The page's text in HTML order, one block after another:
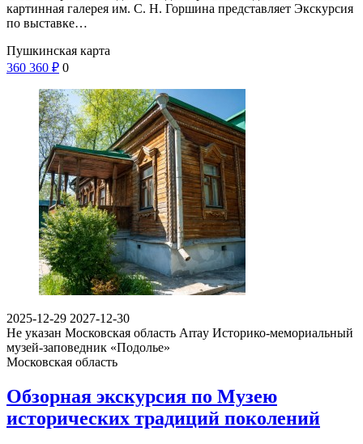
картинная галерея им. С. Н. Горшина представляет Экскурсия
по выставке…
Пушкинская карта
360 360 ₽ 0
2025-12-29 2027-12-30
Не указан Московская область Array Историко-мемориальный
музей-заповедник «Подолье»
Московская область
Обзорная экскурсия по Музею
исторических традиций поколений